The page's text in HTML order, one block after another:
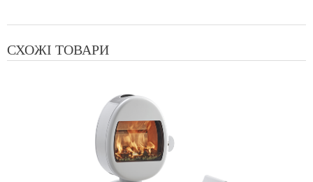
СХОЖІ ТОВАРИ